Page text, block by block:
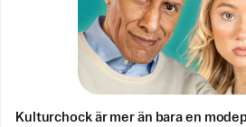
Kulturchock är mer än bara en